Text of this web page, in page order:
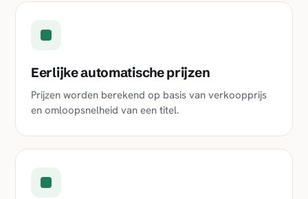
Eerlijke automatische prijzen
Prijzen worden berekend op basis van verkoopprijs
en omloopsnelheid van een titel.